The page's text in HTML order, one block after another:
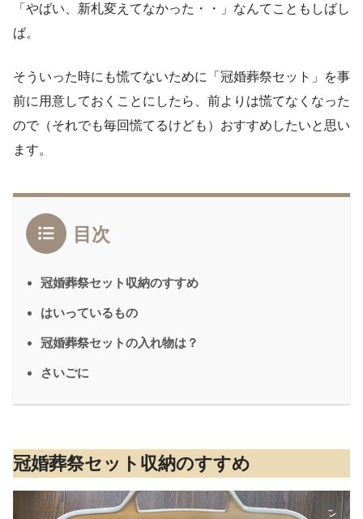
「やばい、新札変えてなかった・・」なんてこともしばし
ば。
そういった時にも慌てないために「冠婚葬祭セット」を事
前に用意しておくことにしたら、前よりは慌てなくなった
ので（それでも毎回慌てるけども）おすすめしたいと思い
ます。
目次
冠婚葬祭セット収納のすすめ
はいっているもの
冠婚葬祭セットの入れ物は？
さいごに
冠婚葬祭セット収納のすすめ